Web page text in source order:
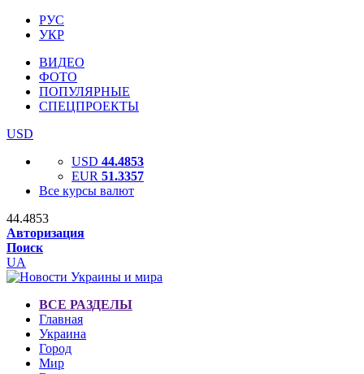
РУС
УКР
ВИДЕО
ФОТО
ПОПУЛЯРНЫЕ
СПЕЦПРОЕКТЫ
USD
USD 44.4853
EUR 51.3357
Все курсы валют
44.4853
Авторизация
Поиск
UA
ВСЕ РАЗДЕЛЫ
Главная
Украина
Город
Мир